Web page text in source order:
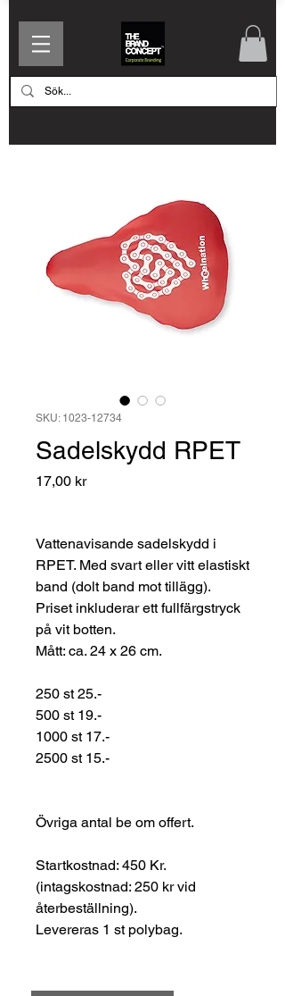
SKU: 1023-12734
Sadelskydd RPET
17,00 krPris
Vattenavisande sadelskydd i
RPET. Med svart eller vitt elastiskt
band (dolt band mot tillägg).
Priset inkluderar ett fullfärgstryck
på vit botten.
Mått: ca. 24 x 26 cm.
250 st 25.-
500 st 19.-
1000 st 17.-
2500 st 15.-
Övriga antal be om offert.
Startkostnad: 450 Kr.
(intagskostnad: 250 kr vid
återbeställning).
Levereras 1 st polybag.